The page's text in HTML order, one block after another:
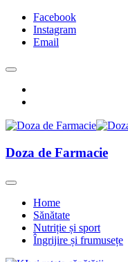
Facebook
Instagram
Email
Doza de Farmacie
Home
Sănătate
Nutriție și sport
Îngrijire și frumusețe